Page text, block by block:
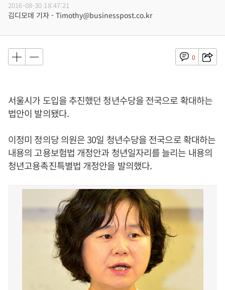
2016-08-30 18:47:21
김디모데 기자 - Timothy@businesspost.co.kr
0
서울시가 도입을 추진했던 청년수당을 전국으로 확대하는
법안이 발의됐다.
이정미 정의당 의원은 30일 청년수당을 전국으로 확대하는
내용의 고용보험법 개정안과 청년일자리를 늘리는 내용의
청년고용촉진특별법 개정안을 발의했다.